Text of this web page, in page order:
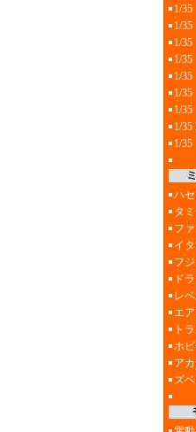
1/
1/
1/
1/
1/
1/
1/
1/
1/
ハ
タ
フ
イ
フジ
ド
レ
エ
ト
ホ
ア
ズ